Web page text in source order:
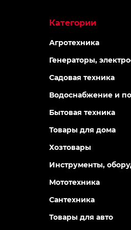
Категории
Агротехника
Генераторы,
Садовая техника
Водоснабжение и
Бытовая техника
Товары для дома
Хозтовары
Инструменты,
Мототехника
Сантехника
Товары для авто